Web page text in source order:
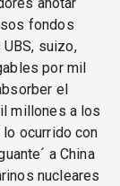
fondos
suizo,
por mil
el
millones a los
ocurrido con
a China
nucleares